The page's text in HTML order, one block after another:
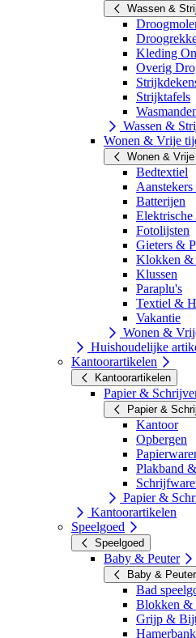
Wassen &
Kleding
Overig
Strijktafels
Wassen &
Wonen & Vrije
Wonen &
Bedtextiel
Batterijen
Elektrische
Fotolijsten
Gieters &
Klokken &
Klussen
Paraplu's
Textiel &
Vakantie
Wonen &
Huishoudelijke
Kantoorartikelen
Kantoorartikelen
Papier &
Papier &
Kantoor
Opbergen
Plakband
Papier &
Kantoorartikelen
Speelgoed
Speelgoed
Baby & Peuter
Baby & Peuter
Bad
Blokken &
Grijp &